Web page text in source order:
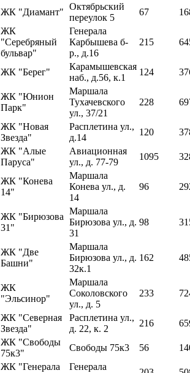
ЖК "Диамант"
Октябрьский
переулок 5
67
ЖК
"Серебряный
бульвар"
Генерала
Карбышева б-
р., д.16
215
ЖК "Берег"
Карамышевская
наб., д.56, к.1
124
ЖК "Юнион
Парк"
Маршала
Тухачевского
ул., 37/21
228
ЖК "Новая
Звезда"
Расплетина ул.,
д.14
120
ЖК "Алые
Паруса"
Авиационная
ул., д. 77-79
1095
ЖК "Конева
14"
Маршала
Конева ул., д.
14
96
ЖК "Бирюзова
31"
Маршала
Бирюзова ул., д.
31
98
ЖК "Две
Башни"
Маршала
Бирюзова ул., д.
32к.1
162
ЖК
"Эльсинор"
Маршала
Соколовского
ул., д. 5
233
ЖК "Северная
Звезда"
Расплетина ул.,
д. 22, к. 2
216
ЖК "Свободы
75к3"
Свободы 75к3 56
ЖК "Генерала
Генерала